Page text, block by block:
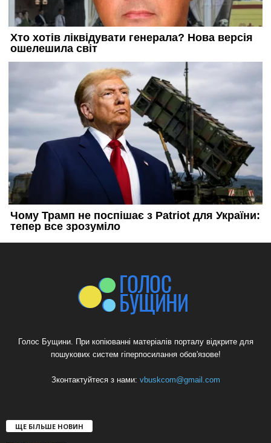
Голос Бущини. При копіюванні матеріалів порталу відкрите для
пошукових систем гіперпосилання обов'язове!
Зконтактуйтеся з нами: vbuskcom@gmail.com
ЩЕ БІЛЬШЕ НОВИН